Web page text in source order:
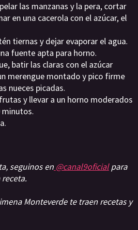
las manzanas y la pera, cortar
en una cacerola con el azúcar, el
tiernas y dejar evaporar el agua.
fuente apta para horno.
batir las claras con el azúcar
merengue montado y pico firme
nueces picadas.
y llevar a un horno moderados
minutos.
seguinos en @canal9oficialpara
Monteverde te traen recetas y